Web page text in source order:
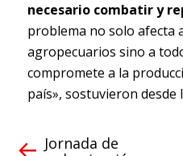
necesario combatir y
problema no solo afecta
agropecuarios sino a
compromete a la
país», sostuvieron desde
Jornada de